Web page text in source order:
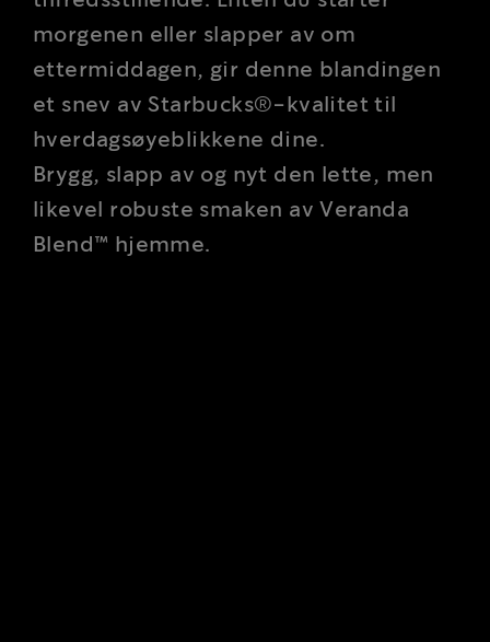
morgenen eller slapper av om
ettermiddagen, gir denne blandingen
et snev av Starbucks®-kvalitet til
hverdagsøyeblikkene dine.
Brygg, slapp av og nyt den lette, men
likevel robuste smaken av Veranda
Blend™ hjemme.